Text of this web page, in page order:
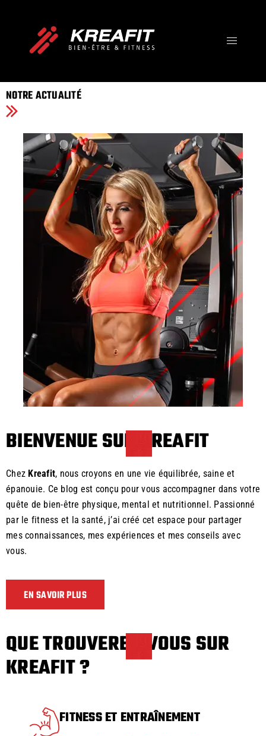
OPINION
NOTRE ACTUALITÉ
BIENVENUE SUR KREAFIT
Chez Kreafit, nous croyons en une vie équilibrée, saine et
épanouie. Ce blog est conçu pour vous accompagner dans votre
quête de bien-être physique, mental et nutritionnel. Passionné
par le fitness et la santé, j’ai créé cet espace pour partager
mes connaissances, mes expériences et mes conseils avec
vous.
EN SAVOIR PLUS
QUE TROUVEREZ-VOUS SUR
KREAFIT ?
FITNESS ET ENTRAÎNEMENT